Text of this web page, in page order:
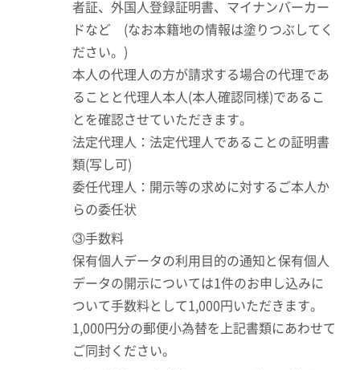
者証、外国人登録証明書、マイナンバーカー
ドなど (なお本籍地の情報は塗りつぶしてく
ださい。)
本人の代理人の方が請求する場合の代理であ
ることと代理人本人(本人確認同様)であるこ
とを確認させていただきます。
法定代理人：法定代理人であることの証明書
類(写し可)
委任代理人：開示等の求めに対するご本人か
らの委任状
③手数料
保有個人データの利用目的の通知と保有個人
データの開示については1件のお申し込みに
ついて手数料として1,000円いただきます。
1,000円分の郵便小為替を上記書類にあわせて
ご同封ください。